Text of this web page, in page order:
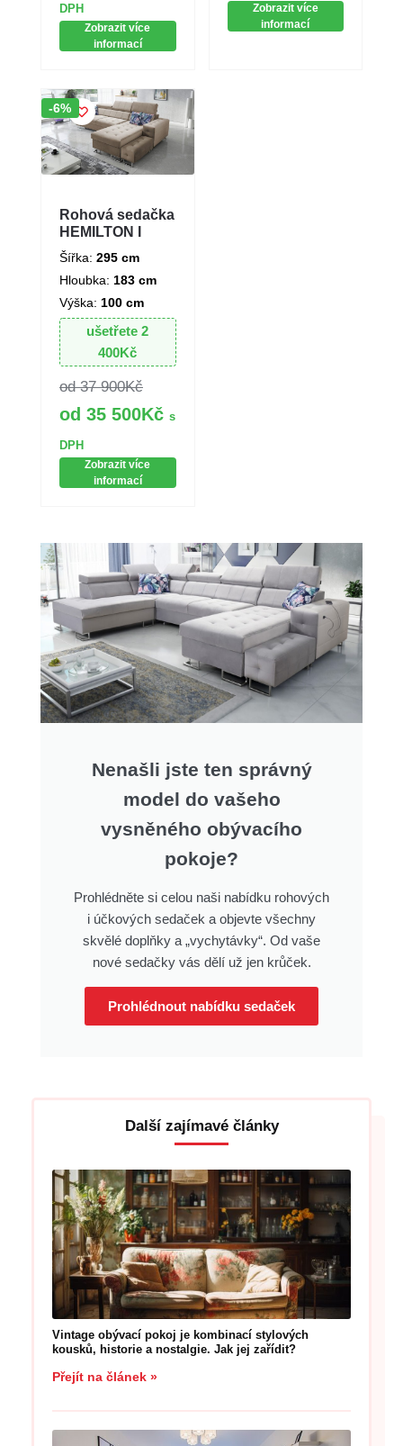
DPH
Zobrazit více
informací
Zobrazit více
informací
Sleva!
-6%
Rohová sedačka
HEMILTON I
Šířka: 295 cm
Hloubka: 183 cm
Výška: 100 cm
ušetřete2
400Kč
37 900Kč
35 500Kč s
DPH
Zobrazit více
informací
Nenašli jste ten správný
model do vašeho
vysněného obývacího
pokoje?
Prohlédněte si celou naši nabídku rohových
i účkových sedaček a objevte všechny
skvělé doplňky a „vychytávky“. Od vaše
nové sedačky vás dělí už jen krůček.
Prohlédnout nabídku sedaček
Další zajímavé články
Vintage obývací pokoj je kombinací stylových
kousků, historie a nostalgie. Jak jej zařídit?
Přejít na článek »